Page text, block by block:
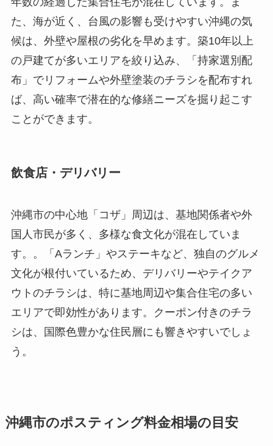
た、海が近く、台風の影響も受けやすい沖縄の気
候は、外壁や屋根の劣化を早めます。築10年以上
の戸建てが多いエリアを絞り込み、「持家選別配
布」でリフォームや外壁塗装のチラシを配布すれ
ば、高い確率で潜在的な修繕ニーズを掘り起こす
ことができます。
飲食店・デリバリー
沖縄市の中心地「コザ」周辺は、基地関係者や外
国人市民が多く、多様な食文化が混在していま
す。。「Aランチ」やステーキなど、独自のグルメ
文化が根付いているため、デリバリーやテイクア
ウトのチラシは、特に基地周辺や集合住宅の多い
エリアで即効性があります。クーポン付きのチラ
シは、国際色豊かな住民層にも響きやすいでしょ
う。
沖縄市のポスティング料金相場の目安